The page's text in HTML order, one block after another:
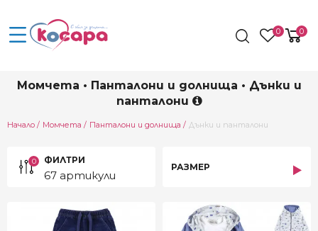
0 0
Момчета • Панталони и долнища • Дънки и
панталони
Начало Момчета Панталони и долнища Current:
Дънки и панталони
0 ФИЛТРИ
67 артикули
РАЗМЕР